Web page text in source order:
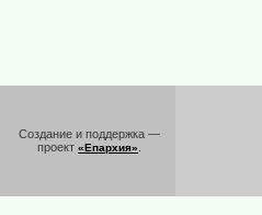
Создание и поддержка —
проект «Епархия»